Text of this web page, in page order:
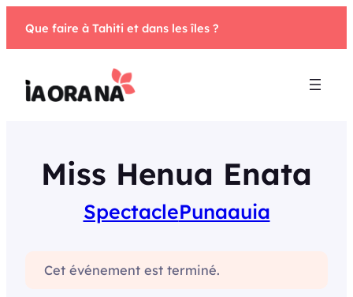
Que faire à Tahiti et dans les îles ?
Miss Henua Enata
SpectaclePunaauia
Cet événement est terminé.